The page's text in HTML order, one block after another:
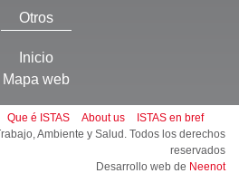
Otros
Inicio
Mapa web
Que é ISTAS About us
ISTAS en bref
Ambiente y Salud. Todos los derechos
reservados
Desarrollo web de Neenot